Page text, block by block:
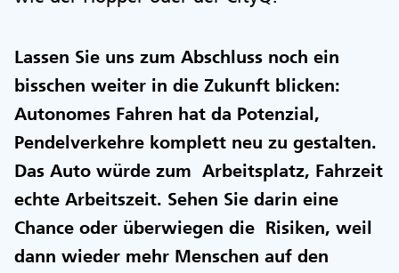
Lassen Sie uns zum Abschluss noch ein
bisschen weiter in die Zukunft blicken:
Autonomes Fahren hat da Potenzial,
Pendelverkehre komplett neu zu gestalten.
Das Auto würde zum Arbeitsplatz, Fahrzeit
echte Arbeitszeit. Sehen Sie darin eine
Chance oder überwiegen die Risiken, weil
dann wieder mehr Menschen auf den